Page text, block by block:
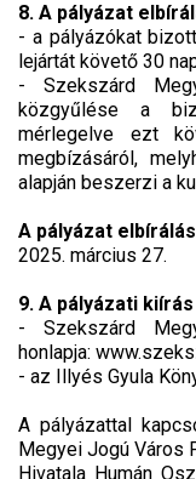
8. A pályázat
- a pályázókat
lejártát követő 30
- Szekszárd
közgyűlése a
mérlegelve ezt
megbízásáról,
alapján beszerzi a
A pályázat
2025. március 27.
9. A pályázati
- Szekszárd
honlapja:
- az Illyés Gyula
A pályázattal
Megyei Jogú Város
Hivatala Humán